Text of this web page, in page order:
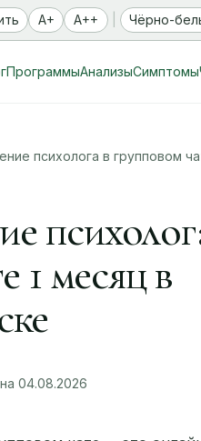
A+ A++ Чёрно-
ПрограммыАнализыСимптомы
психолога в групповом
1 месяц в
04.08.2026